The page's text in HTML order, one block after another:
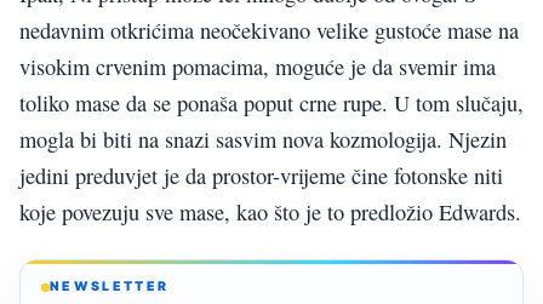
nedavnim otkrićima neočekivano velike gustoće mase na
visokim crvenim pomacima, moguće je da svemir ima
toliko mase da se ponaša poput crne rupe. U tom slučaju,
mogla bi biti na snazi sasvim nova kozmologija. Njezin
jedini preduvjet je da prostor-vrijeme čine fotonske niti
koje povezuju sve mase, kao što je to predložio Edwards.
NEWSLETTER